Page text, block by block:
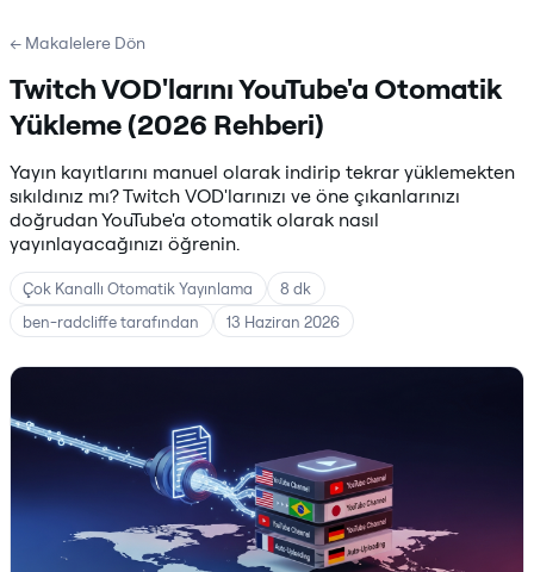
← Makalelere Dön
Twitch VOD'larını YouTube'a Otomatik
Yükleme (2026 Rehberi)
Yayın kayıtlarını manuel olarak indirip tekrar yüklemekten
sıkıldınız mı? Twitch VOD'larınızı ve öne çıkanlarınızı
doğrudan YouTube'a otomatik olarak nasıl
yayınlayacağınızı öğrenin.
Çok Kanallı Otomatik Yayınlama
8 dk
ben-radcliffe tarafından
13 Haziran 2026